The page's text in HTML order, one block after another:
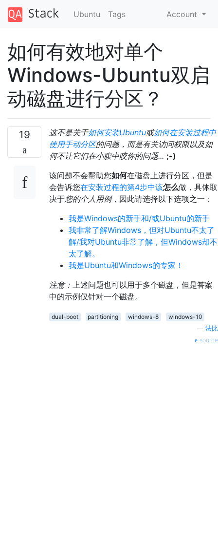
Ubuntu Tags Account
如何有效地对单个
Windows-Ubuntu双启
动磁盘进行分区？
19 这不是关于如何安装Ubuntu或如何在安装过程中
使用手动分区的问题，而是有关访问权限以及如
何不让它们在小腹中咬你的问题... ;-)
该问题不会帮助您如何在磁盘上进行分区，但是
会告诉您在安装过程的第4步中该怎么做，具体取
决于您的个人用例，因此请选择以下选项之一：
我是Windows的新手和/或Ubuntu的新手
我非常了解Windows，但对Ubuntu不太了
解/我对Ubuntu非常了解，但Windows却不
太了解。
我是Ubuntu和Windows的专家！
注意： 上述问题也可以用于多个磁盘，但是答案
中的示例仅针对一个磁盘。
dual-boot partitioning windows-8
windows-10
法比
source